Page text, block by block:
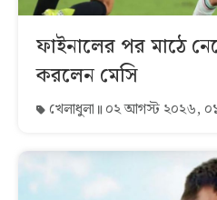
ফাইনালের পর মাঠে
করলেন মেসি
খেলাধুলা ০২ আগস্ট ২০২৬,